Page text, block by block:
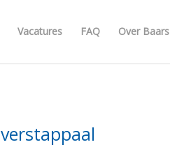
Vacatures FAQ Over Baars
verstappaal